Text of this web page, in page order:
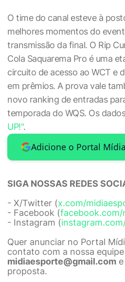
O time do canal esteve à
melhores momentos do
transmissão da final. O Rip
Cola Saquarema Pro é uma
circuito de acesso ao WCT e
em prêmios. A prova vale
novo ranking de entradas
temporada do WQS. Os
UP!".
Adicione o Portal
SIGA NOSSAS REDES
- X/Twitter (x.com/
- Facebook (
- Instagram (
Quer anunciar no Portal
contato com a nossa
midiaesporte@gmail.com
proposta.